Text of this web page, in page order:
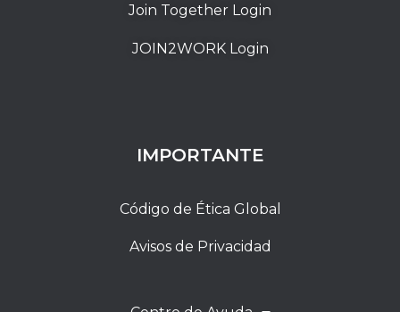
Join Together Login
JOIN2WORK Login
IMPORTANTE
Código de Ética Global
Avisos de Privacidad